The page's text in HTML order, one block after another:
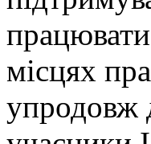
працювати
місцях
упродовж